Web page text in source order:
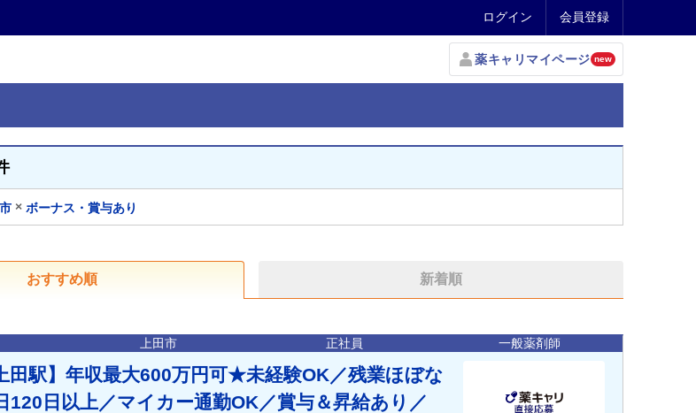
ログイン 会員登録
薬キャリマイページ new
× ボーナス・賞与あり
おすすめ順 新着順
上田市 正社員 一般薬剤師
田駅】年収最大600万円可★未経験OK／残業ほぼな
120日以上／マイカー通勤OK／賞与＆昇給あり／